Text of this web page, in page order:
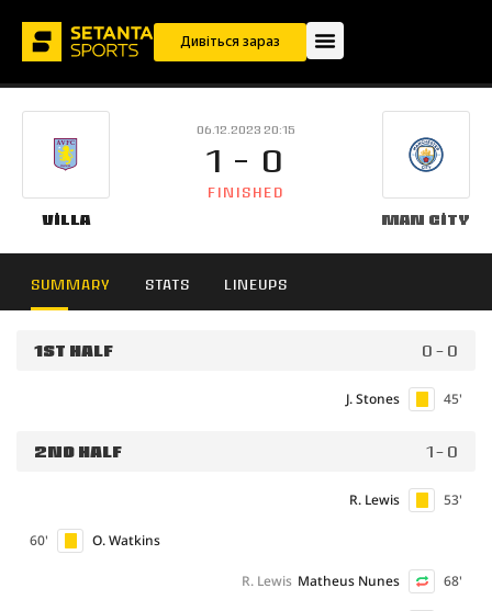
Дивіться зараз
Villa
06.12.2023 20:15
1 - 0
FINISHED
Man City
SUMMARY STATS LINEUPS
1ST HALF 0 - 0
45'
J. Stones
2ND HALF 1 - 0
53'
R. Lewis
60' O. Watkins
68'
Matheus Nunes
R. Lewis